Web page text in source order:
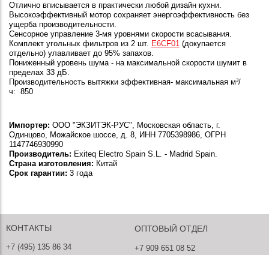
Отлично вписывается в практически любой дизайн кухни.
Высокоэффективный мотор сохраняет энергоэффективность без
ущерба производительности.
Сенсорное управление 3-мя уровнями скорости всасывания.
Комплект угольных фильтров из 2 шт. E6CF01 (докупается
отдельно) улавливает до 95% запахов.
Пониженный уровень шума - на максимальной скорости шумит в
пределах 33 дБ.
Производительность вытяжки эффективная- максимальная м³/
ч: 850
Импортер: ООО "ЭКЗИТЭК-РУС", Московская область, г.
Одинцово, Можайское шоссе, д. 8, ИНН 7705398986, ОГРН
1147746930990
Производитель: Exiteq Electro Spain S.L. - Madrid Spain.
Страна изготовления: Китай
Срок гарантии: 3 года
КОНТАКТЫ
+7 (495) 135 86 34
ОПТОВЫЙ ОТДЕЛ
+7 909 651 08 52